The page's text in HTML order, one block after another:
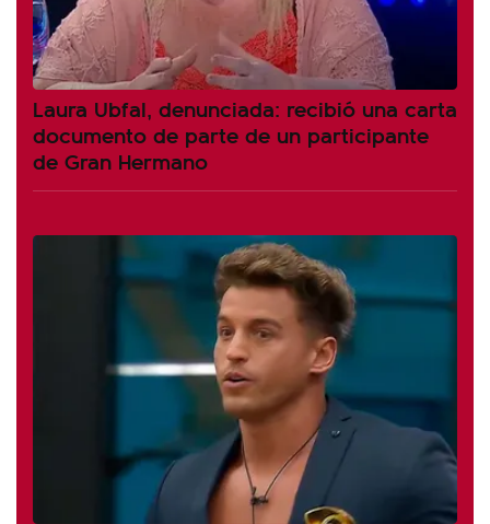
Laura Ubfal, denunciada: recibió una carta
documento de parte de un participante
de Gran Hermano